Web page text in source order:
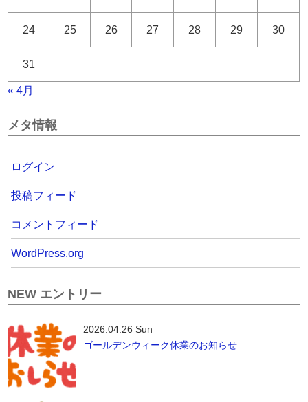
24 25 26 27 28 29 30
31
« 4月
メタ情報
ログイン
投稿フィード
コメントフィード
WordPress.org
NEW エントリー
2026.04.26 Sun
ゴールデンウィーク休業のお知らせ